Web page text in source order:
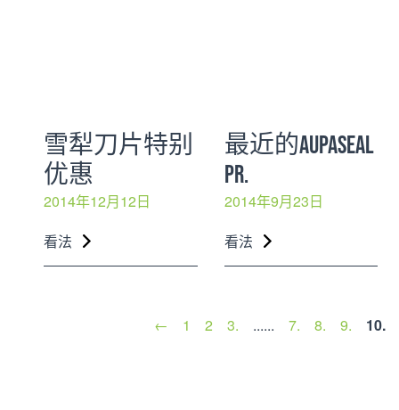
雪犁刀片特别
优惠
2014年12月12日
看法
最近的AUPASEAL
PR.
2014年9月23日
看法
← 1 2 3. ...... 7. 8. 9. 10.